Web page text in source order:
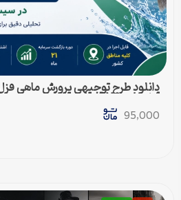
آماده Word قابل ویرایش
95,000